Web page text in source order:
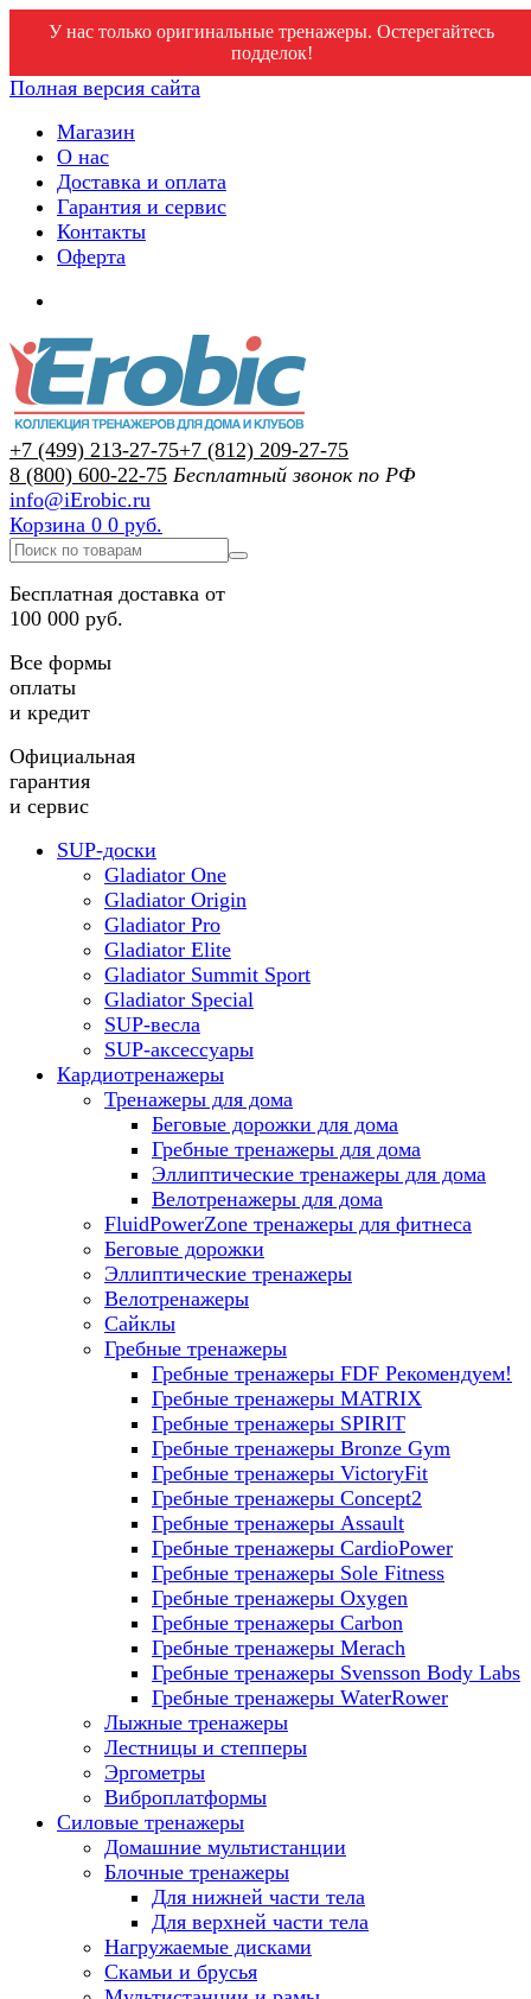
У нас только оригинальные тренажеры. Остерегайтесь
подделок!
Полная версия сайта
Магазин
О нас
Доставка и оплата
Гарантия и сервис
Контакты
Оферта
+7 (499) 213-27-75+7 (812) 209-27-75
8 (800) 600-22-75 Бесплатный звонок по РФ
info@iErobic.ru
Корзина 0 0 руб.
Бесплатная доставка от
100 000 руб.
Все формы
оплаты
и кредит
Официальная
гарантия
и сервис
SUP-доски
Gladiator One
Gladiator Origin
Gladiator Pro
Gladiator Elite
Gladiator Summit Sport
Gladiator Special
SUP-весла
SUP-аксессуары
Кардиотренажеры
Тренажеры для дома
Беговые дорожки для дома
Гребные тренажеры для дома
Эллиптические тренажеры для дома
Велотренажеры для дома
FluidPowerZone тренажеры для фитнеса
Беговые дорожки
Эллиптические тренажеры
Велотренажеры
Сайклы
Гребные тренажеры
Гребные тренажеры FDF Рекомендуем!
Гребные тренажеры MATRIX
Гребные тренажеры SPIRIT
Гребные тренажеры Bronze Gym
Гребные тренажеры VictoryFit
Гребные тренажеры Concept2
Гребные тренажеры Assault
Гребные тренажеры CardioPower
Гребные тренажеры Sole Fitness
Гребные тренажеры Oxygen
Гребные тренажеры Carbon
Гребные тренажеры Merach
Гребные тренажеры Svensson Body Labs
Гребные тренажеры WaterRower
Лыжные тренажеры
Лестницы и степперы
Эргометры
Виброплатформы
Силовые тренажеры
Домашние мультистанции
Блочные тренажеры
Для нижней части тела
Для верхней части тела
Нагружаемые дисками
Скамьи и брусья